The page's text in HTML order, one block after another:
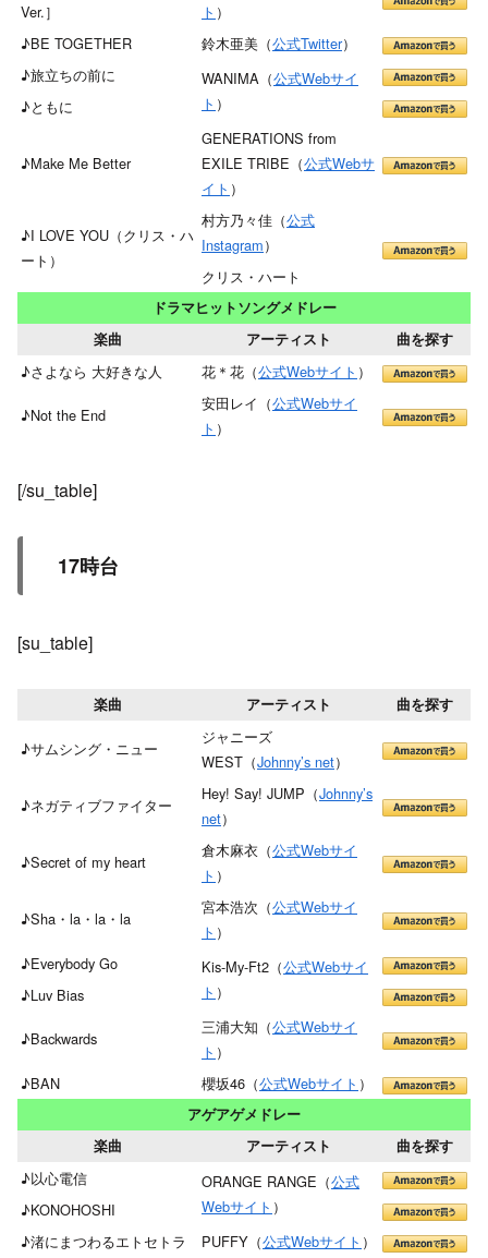
Ver.］
ト ）
♪BE TOGETHER
鈴木亜美（公式Twitter）
♪旅立ちの前に
WANIMA（公式Webサイ
ト ）
♪ともに
♪Make Me Better
GENERATIONS from
EXILE TRIBE（公式Webサ
イト ）
♪I LOVE YOU（クリス・ハ
ート）
村方乃々佳（公式
Instagram）
クリス・ハート
ドラマヒットソングメドレー
楽曲
アーティスト 曲を探す
♪さよなら 大好きな人 花＊花（公式Webサイト ）
♪Not the End
安田レイ（公式Webサイ
ト ）
[/su_table]
17時台
[su_table]
楽曲 アーティスト 曲を探す
♪サムシング・ニュー
ジャニーズ
WEST（Johnny’s net）
♪ネガティブファイター
Hey! Say! JUMP（Johnny’s
net）
♪Secret of my heart
倉木麻衣（公式Webサイ
ト ）
♪Sha・la・la・la
宮本浩次（公式Webサイ
ト ）
♪Everybody Go
Kis-My-Ft2（公式Webサイ
ト ）
♪Luv Bias
♪Backwards
三浦大知（公式Webサイ
ト ）
♪BAN
櫻坂46（公式Webサイト ）
アゲアゲメドレー
楽曲
アーティスト 曲を探す
♪以心電信 ORANGE RANGE（公式
Webサイト ）
♪KONOHOSHI
♪渚にまつわるエトセトラ
PUFFY（公式Webサイト ）